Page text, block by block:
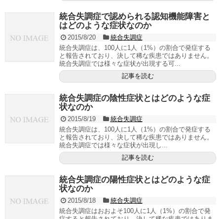
統合失調症で認められる認知機能障害と
はどのような症状なのか
2015/8/20
統合失調症
統合失調症は、100人に1人（1%）の割合で発症する
と報告されており、決して稀な疾患ではありません。
統合失調症では様々な症状が出現する可...
記事を読む
統合失調症の陰性症状とはどのような症
状なのか
2015/8/19
統合失調症
統合失調症は、100人に1人（1%）の割合で発症する
と報告されており、決して稀な疾患ではありません。
統合失調症では様々な症状が出現し...
記事を読む
統合失調症の陽性症状とはどのような症
状なのか
2015/8/18
統合失調症
統合失調症はおおよそ100人に1人（1%）の割合で発